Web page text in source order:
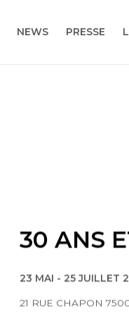
NEWS PRESSE
30 ANS
23 MAI - 25 JUILLET
21 RUE CHAPON